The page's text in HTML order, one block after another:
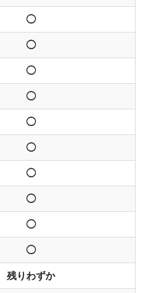
◯
◯
◯
◯
◯
◯
◯
◯
◯
◯
残りわずか